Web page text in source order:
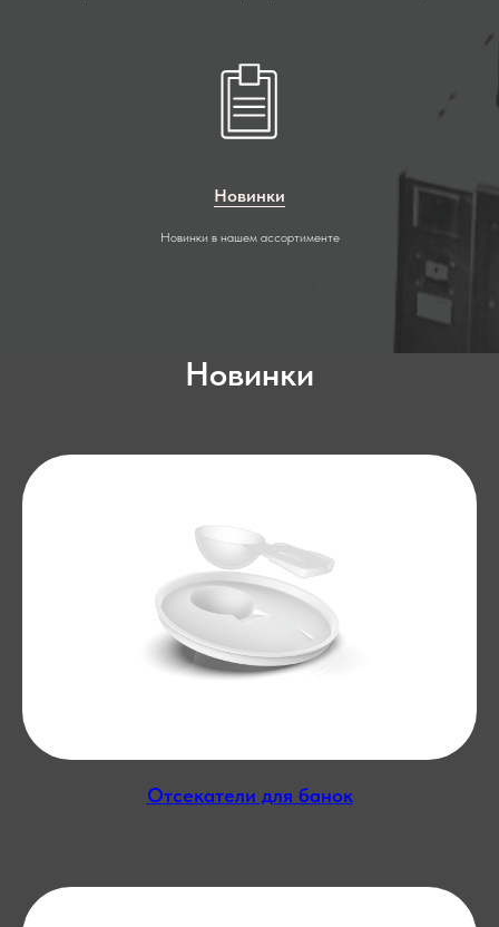
Новинки
Новинки в нашем ассортименте
Новинки
Отсекатели для банок